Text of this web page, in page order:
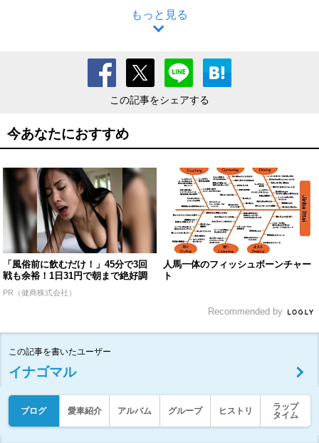
もっと見る
この記事をシェアする
今あなたにおすすめ
「風俗前に飲むだけ！」45分で3回
戦も余裕！1日31円で朝まで絶好調
PR（健商株式会社）
人馬一体のフィッシュボーンチャー
ト
Recommended by
この記事を書いたユーザー
イナゴマル
ブログ 愛車紹介 アルバム グループ ヒストリ
ラップ
タイム